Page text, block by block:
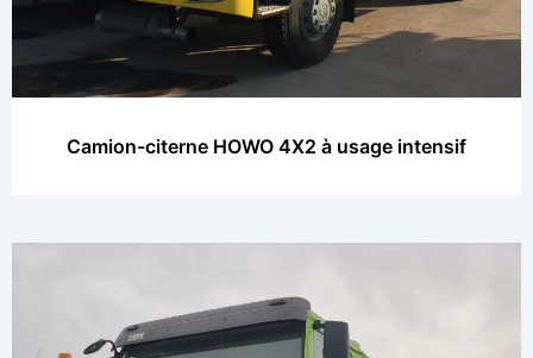
Camion-citerne HOWO 4X2 à usage intensif